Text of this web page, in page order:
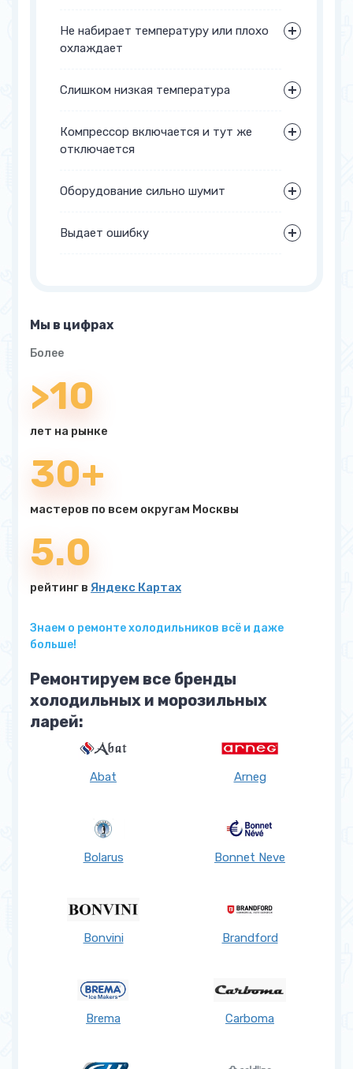
Не набирает температуру или плохо
охлаждает
Слишком низкая температура
Компрессор включается и тут же
отключается
Оборудование сильно шумит
Выдает ошибку
Мы в цифрах
Более
>10
лет на рынке
30+
мастеров по всем округам Москвы
5.0
рейтинг в Яндекс Картах
Знаем о ремонте холодильников всё и даже
больше!
Ремонтируем все бренды
холодильных и морозильных
ларей:
Abat Arneg
Bolarus Bonnet Neve
Bonvini Brandford
Brema Carboma